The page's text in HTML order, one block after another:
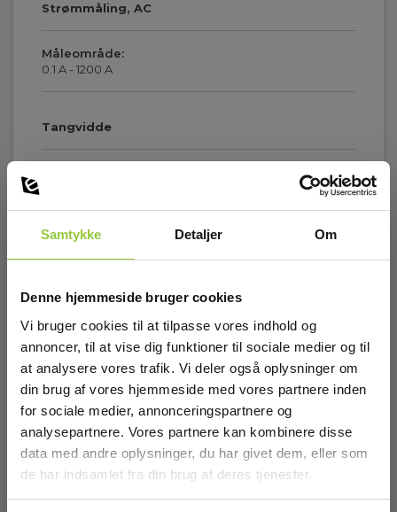
Samtykke Detaljer Om
Denne hjemmeside bruger cookies
Vi bruger cookies til at tilpasse vores indhold og
annoncer, til at vise dig funktioner til sociale medier og til
at analysere vores trafik. Vi deler også oplysninger om
din brug af vores hjemmeside med vores partnere inden
for sociale medier, annonceringspartnere og
analysepartnere. Vores partnere kan kombinere disse
data med andre oplysninger, du har givet dem, eller som
de har indsamlet fra din brug af deres tjenester.
Strømmåling, AC
Måleområde:
0.1 A - 1200 A
Tangvidde
Strømtangsegenskaber
Udgangssignal:
1 mA/A
Tilslutningsstik:
Ø4 bananstik
Ledningslængde:
2 m
Download
Datasheet
Elma_Datasheet_CA_CAC103__EN.pdf
Tilbehør